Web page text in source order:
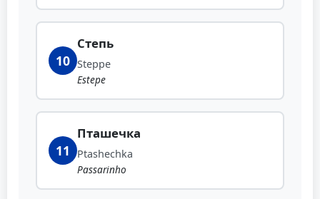
10
Степь
Steppe
Estepe
11
Пташечка
Ptashechka
Passarinho